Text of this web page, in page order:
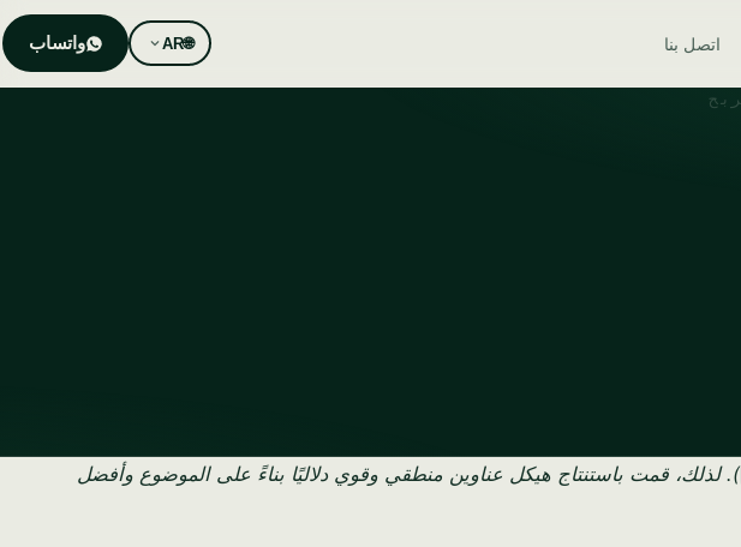
اتصل بنا 🌐
AR واتساب
). لذلك، قمت باستنتاج هيكل عناوين منطقي وقوي دلاليًا بناءً على الموضوع وأفضل